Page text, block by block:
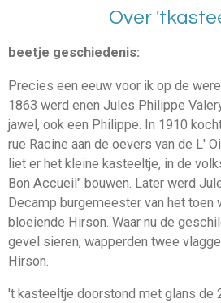
Over
beetje geschiedenis:
Precies een eeuw voor ik op de
1863 werd enen Jules Philippe
jawel, ook een Philippe. In 1910
rue Racine aan de oevers van de L'
liet er het kleine kasteeltje, in de
Bon Accueil" bouwen. Later werd
Decamp burgemeester van het toen
bloeiende Hirson. Waar nu de
gevel sieren, wapperden twee
Hirson.
't kasteeltje doorstond met glans de